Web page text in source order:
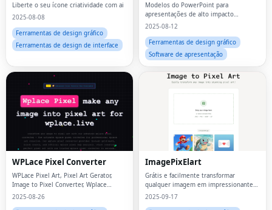
Liberte o seu ícone criatividade com ai
2025-08-08
Ferramentas de design gráfico
Ferramentas de design de interface
Modelos do PowerPoint para
apresentações de alto impacto
download de nossa vasta biblioteca de
2025-08-12
Ferramentas de design gráfico
Software de apresentação
WPLace Pixel Converter
WPLace Pixel Art, Pixel Art Gerator,
Image to Pixel Converter, Wplace
Converter, Pixel Art Maker, Wplace Pixel
2025-08-26
ImagePixElart
Grátis e facilmente transformar
qualquer imagem em impressionante
arte de pixel
2025-09-17